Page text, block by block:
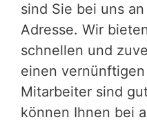
sind Sie bei uns
Adresse. Wir
schnellen und
einen
Mitarbeiter sind
können Ihnen bei